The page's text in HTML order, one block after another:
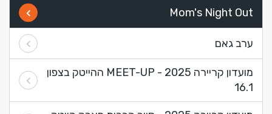
Mom's Night Out
ערב גאם
מועדון קריירה 2025 - MEET-UP ההייטק בצפון
16.1